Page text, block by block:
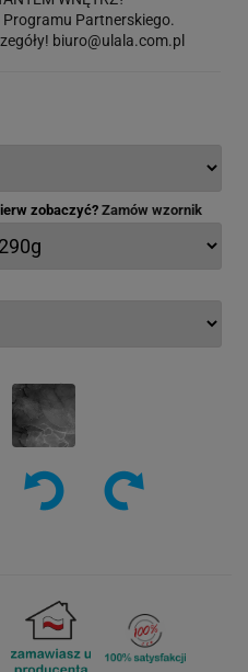
Partnerskiego.
biuro@ulala.com.pl
zobaczyć? Zamów wzornik